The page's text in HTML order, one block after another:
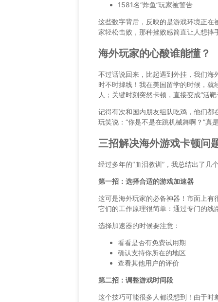
1581名“炸鱼”玩家被警告
这些数字背后，反映的是游戏环境正
家轻松击败，那种挫败感简直让人想摔
海外玩家的心酸谁能懂？
不过话说回来，比起遇到外挂，我们
时不时掉线！我在美国留学的时候，
人；关键时刻突然卡顿，直接变成“活靶
记得有次和国内朋友组队吃鸡，他们都
玩笑说：“你是不是在跳机械舞啊？”真
三招解决海外游戏卡顿问
经过多年的“血泪教训”，我总结出了几
第一招：选择合适的游戏加速器
这可是海外玩家的必备神器！市面上
它们的工作原理很简单：通过专门的
选择加速器的时候要注意：
看看是否有免费试用期
确认支持你所在的地区
查看其他用户的评价
第二招：调整游戏时间段
这个技巧可能很多人都没想到！由于